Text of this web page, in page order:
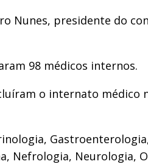
Nunes, presidente do
98 médicos internos.
o internato médico
Nefrologia, Neurologia,